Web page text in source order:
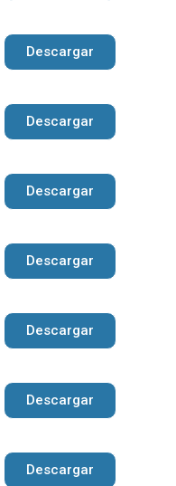
Descargar
Descargar
Descargar
Descargar
Descargar
Descargar
Descargar